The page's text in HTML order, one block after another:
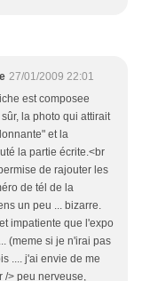
27/01/2009 22:01
est composee
la photo qui attirait
et la
la partie écrite.<br
de rajouter les
de tél de la
un peu ... bizarre.
impatiente que l'expo
(meme si je n'irai pas
.... j'ai envie de me
/> peu nerveuse,